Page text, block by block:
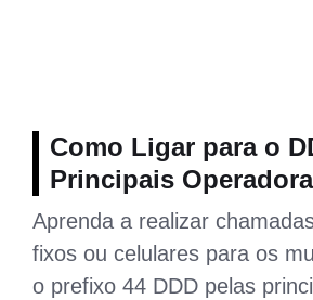
Como Ligar para o
Principais
Aprenda a realizar
fixos ou celulares para os
o prefixo 44 DDD pelas